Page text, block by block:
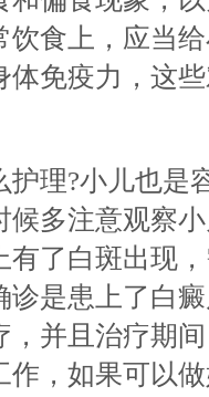
饮食上，应当
体免疫力，这
理?小儿也是
候多注意观察
有了白斑出现
诊是患上了白
，并且治疗期
作，如果可以